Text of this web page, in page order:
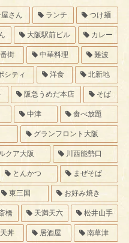
さん ランチ つけ麺
大阪駅前ビル カレー
街 中華料理 難波
シティ 洋食 北新地
阪急うめだ本店 そば
中津 食べ放題
グランフロント大阪
ルクア大阪 川西能勢口
とんかつ まぜそば
東三国 お好み焼き
橋 天満天六 松井山手
丼 居酒屋 南草津